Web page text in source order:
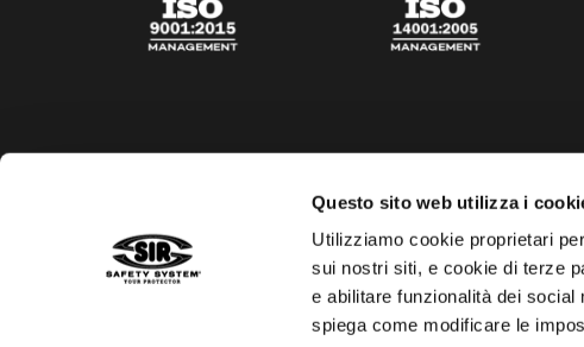
Questo sito web utilizza i
Utilizziamo cookie proprietari
sui nostri siti, e cookie di terze
e abilitare funzionalità dei
spiega come modificare le